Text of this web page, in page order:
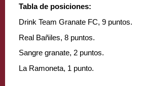
Tabla de posiciones:
Drink Team Granate FC, 9 puntos.
Real Bañiles, 8 puntos.
Sangre granate, 2 puntos.
La Ramoneta, 1 punto.